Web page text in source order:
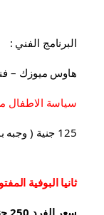
البرنامج الفني :
هاوس ميوزك –
سياسة الاطفال من عمر 4 سنوات
125 جنية ( وجبه بانية وارز )
ثانيا البوفية
سعر الفرد 250 جنيه بدلا من 325 جنية بوفية مفتوح